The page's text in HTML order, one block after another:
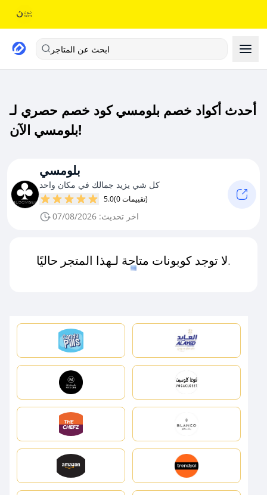
ابحث عن المتاجر
أحدث أكواد خصم بلومسي كود خصم حصري لـ
بلومسي الآن!
بلومسي
كل شي يزيد جمالك في مكان واحد
5.0 (0 تقييمات)
اخر تحديث: 07/08/2026
لا توجد كوبونات متاحة لـهذا المتجر حاليًا.